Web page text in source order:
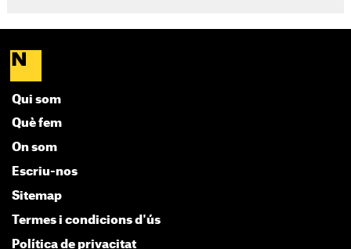
Qui som
Què fem
On som
Escriu-nos
Sitemap
Termes i condicions d'ús
Política de privacitat